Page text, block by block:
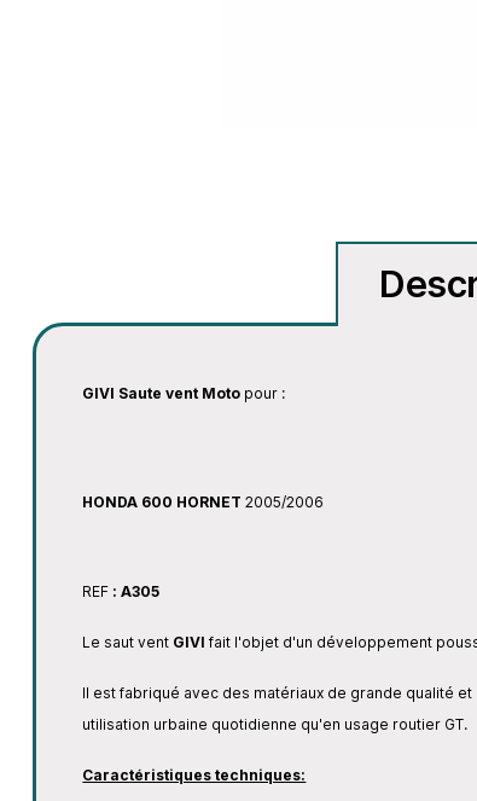
GIVI Saute vent Moto pour :
HONDA 600 HORNET2005/2006
REF : A305
Le saut vent GIVIfait l'objet d'un développement
Il est fabriqué avec des matériaux de grande qualité
utilisation urbaine quotidienne qu'en usage routier GT.
Caractéristiques techniques: